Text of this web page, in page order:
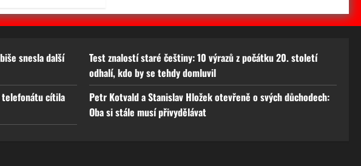
snesla další
Test znalostí staré češtiny: 10 výrazů z počátku 20. století
odhalí, kdo by se tehdy domluvil
telefonátu cítila
Petr Kotvald a Stanislav Hložek otevřeně o svých důchodech:
Oba si stále musí přivydělávat